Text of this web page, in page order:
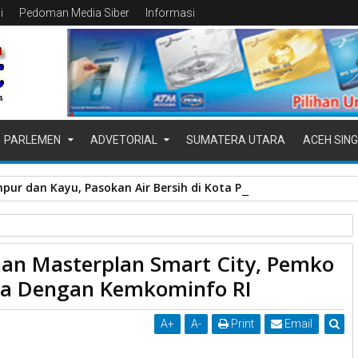
Pedoman Media Siber Informasi
PARLEMEN ADVETORIAL SUMATERA UTARA ACEH
dan Kayu, Pasokan Air Bersih di Kota Padang Terganggu
Smart City
Payakumbuh Kerjasama Dengan Kemkominfo RI
Masterplan Smart City, Pemko
Dengan Kemkominfo RI
A+ A- Print Email